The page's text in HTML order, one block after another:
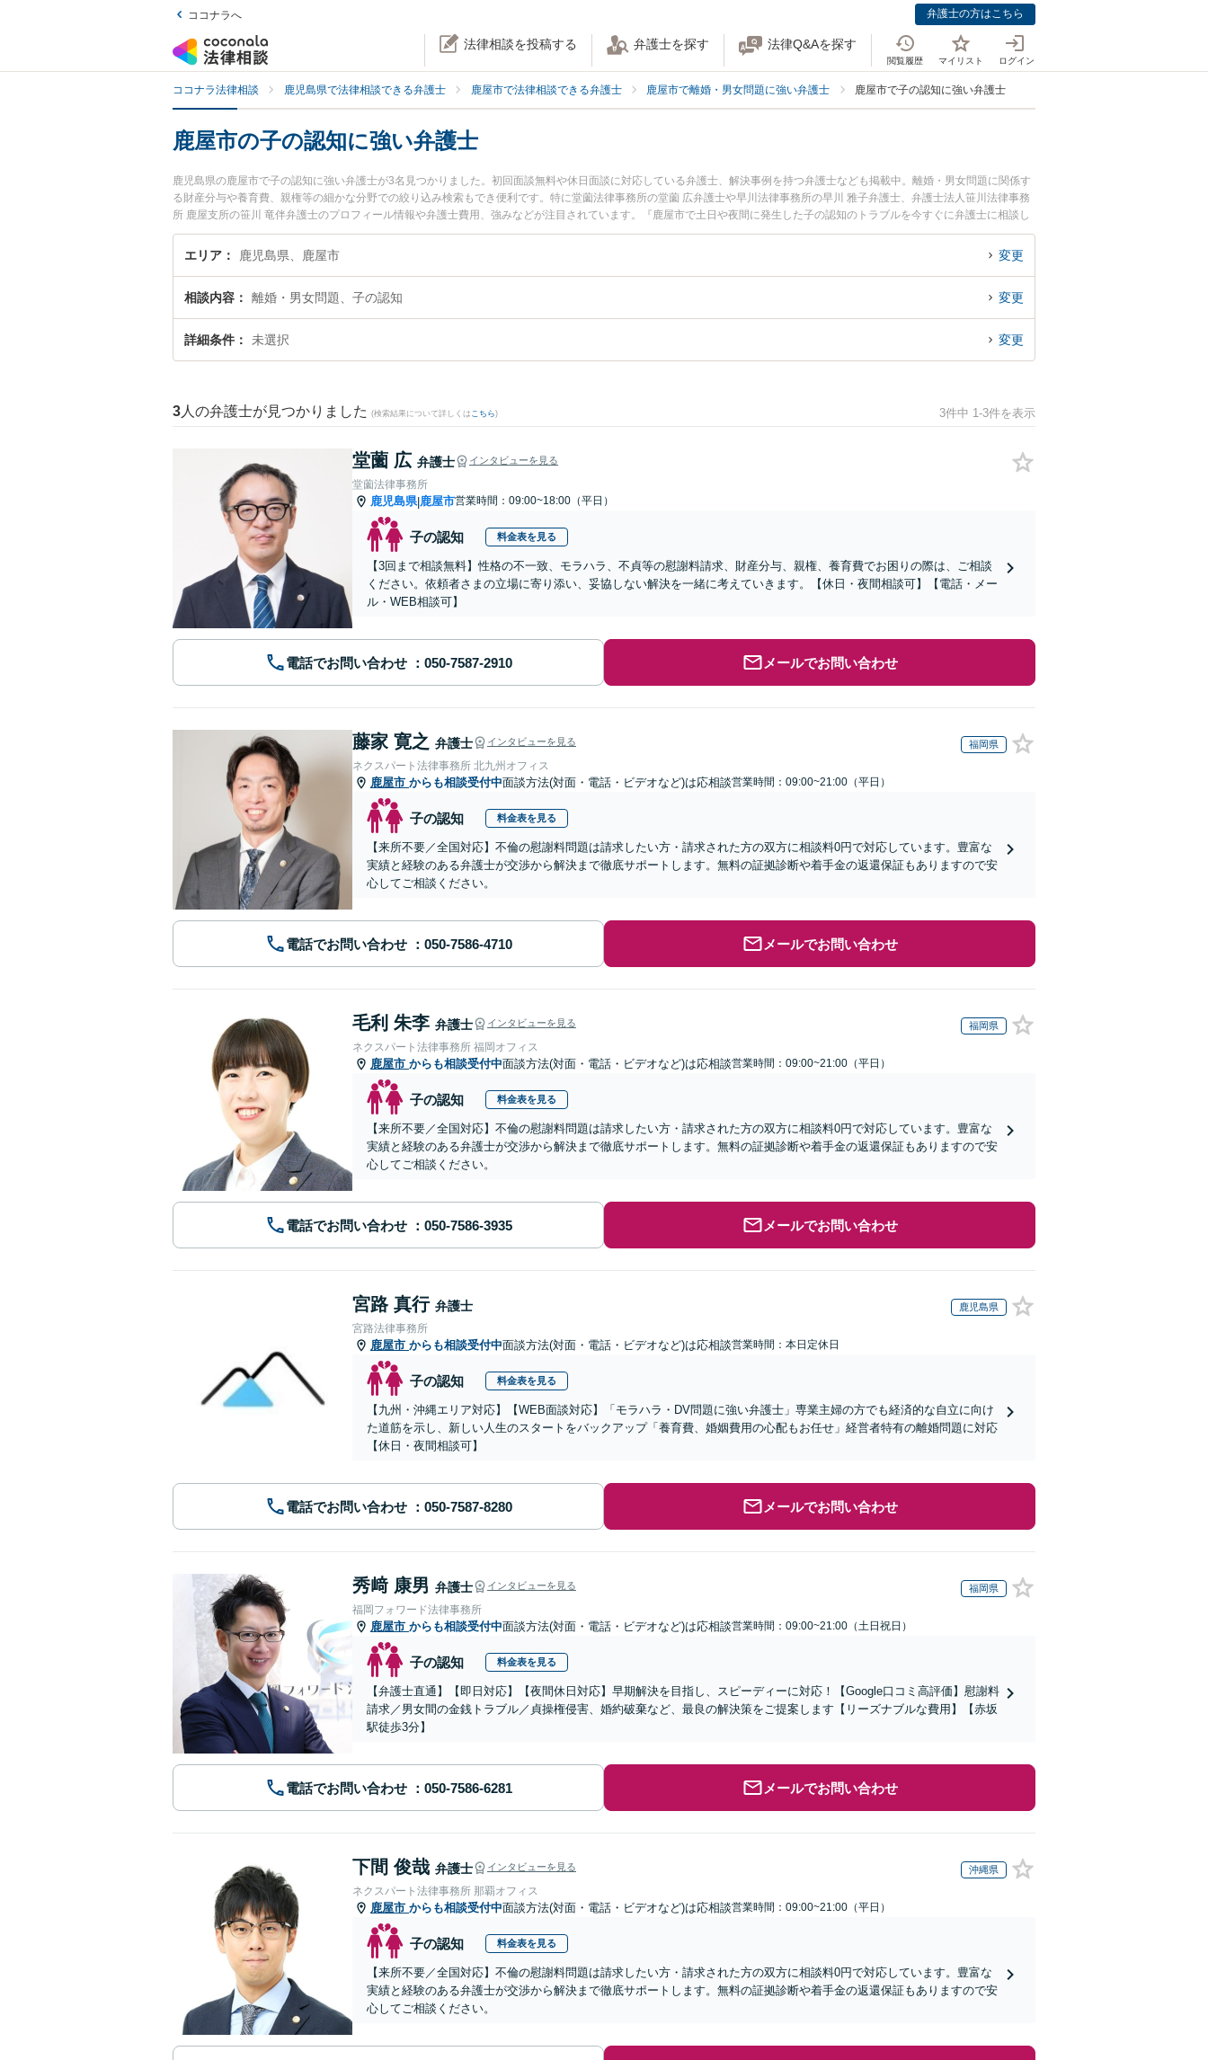
ココナラへ 弁護士の方はこちら
法律相談を投稿する 弁護士を探す 法律Q&Aを探す
閲覧履歴 マイリスト ログイン
ココナラ法律相談 鹿児島県で法律相談できる弁護士 鹿屋市で法律相談できる弁護士 鹿屋市で離婚・男女問題に強い弁護士 鹿屋市で子の認知に強い弁護士
鹿屋市の子の認知に強い弁護士
鹿児島県の鹿屋市で子の認知に強い弁護士が3名見つかりました。初回面談無料や休日面談に対応している弁護士、解決事例を持つ弁護士なども掲載中。離婚・男女問題に関係す
る財産分与や養育費、親権等の細かな分野での絞り込み検索もでき便利です。特に堂薗法律事務所の堂薗 広弁護士や早川法律事務所の早川 雅子弁護士、弁護士法人笹川法律事務
所 鹿屋支所の笹川 竜伴弁護士のプロフィール情報や弁護士費用、強みなどが注目されています。『鹿屋市で土日や夜間に発生した子の認知のトラブルを今すぐに弁護士に相談し
たい』『子の認知のトラブル解決の実績豊富な近くの弁護士を検索したい』『初回相談無料で子の認知を法律相談できる鹿屋市内の弁護士に相談予約したい』などでお困りの相談
者さんにおすすめです。
エリア 鹿児島県、鹿屋市 変更
相談内容 離婚・男女問題、子の認知 変更
詳細条件 未選択 変更
3 人の弁護士が見つかりました (検索結果について詳しくは こちら) 3件中 1-3件を表示
堂薗 広 弁護士 インタビューを見る
堂薗法律事務所
鹿児島県|鹿屋市営業時間：09:00~18:00（平日）
子の認知 料金表を見る
【3回まで相談無料】性格の不一致、モラハラ、不貞等の慰謝料請求、財産分与、親権、養育費でお困りの際は、ご相談
ください。依頼者さまの立場に寄り添い、妥協しない解決を一緒に考えていきます。【休日・夜間相談可】【電話・メー
ル・WEB相談可】
電話でお問い合わせ メールでお問い合わせ
藤家 寛之 弁護士 インタビューを見る 福岡県
ネクスパート法律事務所 北九州オフィス
鹿屋市 からも相談受付中面談方法(対面・電話・ビデオなど)は応相談営業時間：09:00~21:00（平日）
子の認知 料金表を見る
【来所不要／全国対応】不倫の慰謝料問題は請求したい方・請求された方の双方に相談料0円で対応しています。豊富な
実績と経験のある弁護士が交渉から解決まで徹底サポートします。無料の証拠診断や着手金の返還保証もありますので安
心してご相談ください。
電話でお問い合わせ メールでお問い合わせ
毛利 朱李 弁護士 インタビューを見る 福岡県
ネクスパート法律事務所 福岡オフィス
鹿屋市 からも相談受付中面談方法(対面・電話・ビデオなど)は応相談営業時間：09:00~21:00（平日）
子の認知 料金表を見る
【来所不要／全国対応】不倫の慰謝料問題は請求したい方・請求された方の双方に相談料0円で対応しています。豊富な
実績と経験のある弁護士が交渉から解決まで徹底サポートします。無料の証拠診断や着手金の返還保証もありますので安
心してご相談ください。
電話でお問い合わせ メールでお問い合わせ
宮路 真行 弁護士 鹿児島県
宮路法律事務所
鹿屋市 からも相談受付中面談方法(対面・電話・ビデオなど)は応相談営業時間：本日定休日
子の認知 料金表を見る
【九州・沖縄エリア対応】【WEB面談対応】「モラハラ・DV問題に強い弁護士」専業主婦の方でも経済的な自立に向け
た道筋を示し、新しい人生のスタートをバックアップ「養育費、婚姻費用の心配もお任せ」経営者特有の離婚問題に対応
【休日・夜間相談可】
電話でお問い合わせ メールでお問い合わせ
秀﨑 康男 弁護士 インタビューを見る 福岡県
福岡フォワード法律事務所
鹿屋市 からも相談受付中面談方法(対面・電話・ビデオなど)は応相談営業時間：09:00~21:00（土日祝日）
子の認知 料金表を見る
【弁護士直通】【即日対応】【夜間休日対応】早期解決を目指し、スピーディーに対応！【Google口コミ高評価】慰謝料
請求／男女間の金銭トラブル／貞操権侵害、婚約破棄など、最良の解決策をご提案します【リーズナブルな費用】【赤坂
駅徒歩3分】
電話でお問い合わせ メールでお問い合わせ
下間 俊哉 弁護士 インタビューを見る 沖縄県
ネクスパート法律事務所 那覇オフィス
鹿屋市 からも相談受付中面談方法(対面・電話・ビデオなど)は応相談営業時間：09:00~21:00（平日）
子の認知 料金表を見る
【来所不要／全国対応】不倫の慰謝料問題は請求したい方・請求された方の双方に相談料0円で対応しています。豊富な
実績と経験のある弁護士が交渉から解決まで徹底サポートします。無料の証拠診断や着手金の返還保証もありますので安
心してご相談ください。